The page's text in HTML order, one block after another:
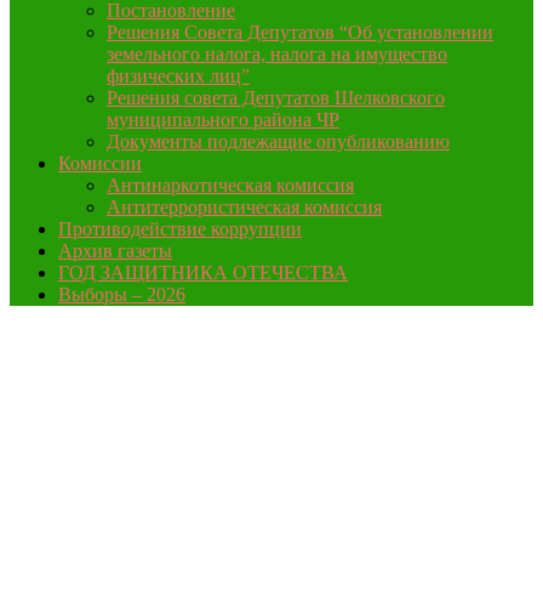
Постановление
Решения Совета Депутатов “Об установлении
земельного налога, налога на имущество
физических лиц”
Решения совета Депутатов Шелковского
муниципального района ЧР
Документы подлежащие опубликованию
Комиссии
Антинаркотическая комиссия
Антитеррористическая комиссия
Противодействие коррупции
Архив газеты
ГОД ЗАЩИТНИКА ОТЕЧЕСТВА
Выборы – 2026